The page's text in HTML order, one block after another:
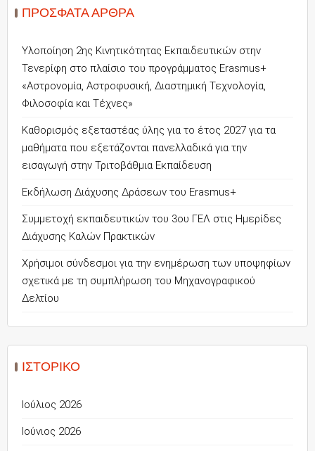
ΠΡΌΣΦΑΤΑ ΆΡΘΡΑ
Υλοποίηση 2ης Κινητικότητας Εκπαιδευτικών στην
Τενερίφη στο πλαίσιο του προγράμματος Erasmus+
«Αστρονομία, Αστροφυσική, Διαστημική Τεχνολογία,
Φιλοσοφία και Τέχνες»
Καθορισμός εξεταστέας ύλης για το έτος 2027 για τα
μαθήματα που εξετάζονται πανελλαδικά για την
εισαγωγή στην Τριτοβάθμια Εκπαίδευση
Εκδήλωση Διάχυσης Δράσεων του Erasmus+
Συμμετοχή εκπαιδευτικών του 3ου ΓΕΛ στις Ημερίδες
Διάχυσης Καλών Πρακτικών
Χρήσιμοι σύνδεσμοι για την ενημέρωση των υποψηφίων
σχετικά με τη συμπλήρωση του Μηχανογραφικού
Δελτίου
ΙΣΤΟΡΙΚΌ
Ιούλιος 2026
Ιούνιος 2026